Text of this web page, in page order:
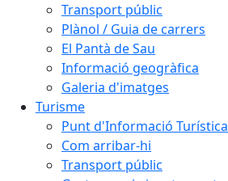
Transport públic
Plànol / Guia de carrers
El Pantà de Sau
Informació geogràfica
Galeria d'imatges
Turisme
Punt d'Informació Turística
Com arribar-hi
Transport públic